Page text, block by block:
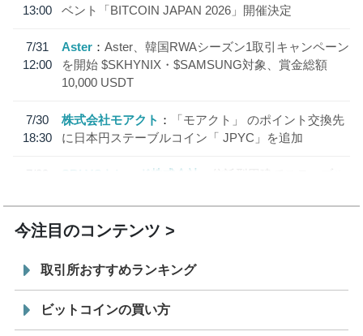
13:00
ベント「BITCOIN JAPAN 2026」開催決定
7/31
12:00
Aster
Aster、韓国RWAシーズン1取引キャンペーン
を開始 $SKHYNIX・$SAMSUNG対象、賞金総額
10,000 USDT
7/30
18:30
株式会社モアクト
「モアクト」 のポイント交換先
に日本円ステーブルコイン「 JPYC」を追加
7/29
SBI VCトレード株式会社
信託型円建てステーブル
今注目のコンテンツ
取引所おすすめランキング
ビットコインの買い方